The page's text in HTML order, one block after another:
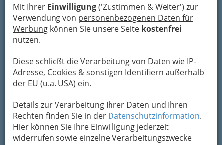
Mit Ihrer Einwilligung('Zustimmen & Weiter') zur
Verwendung von personenbezogenen Daten für
Werbung können Sie unsere Seite kostenfrei
nutzen.
Diese schließt die Verarbeitung von Daten wie IP-
Adresse, Cookies & sonstigen Identifiern außerhalb
der EU (u.a. USA) ein.
Details zur Verarbeitung Ihrer Daten und Ihren
Rechten finden Sie in der Datenschutzinformation.
Hier können Sie Ihre Einwilligung jederzeit
widerrufen sowie einzelne Verarbeitungszwecke
Karte
Adresse mit Google Maps anschauen